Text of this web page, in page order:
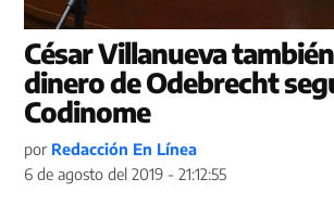
César Villanueva
dinero de Odebrecht
Codinome
por Redacción En Línea
6 de agosto del 2019 - 21:12:55